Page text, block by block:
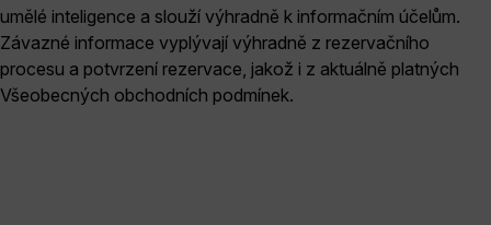
umělé inteligence a slouží výhradně k informačním účelům.
Závazné informace vyplývají výhradně z rezervačního
procesu a potvrzení rezervace, jakož i z aktuálně platných
Všeobecných obchodních podmínek.